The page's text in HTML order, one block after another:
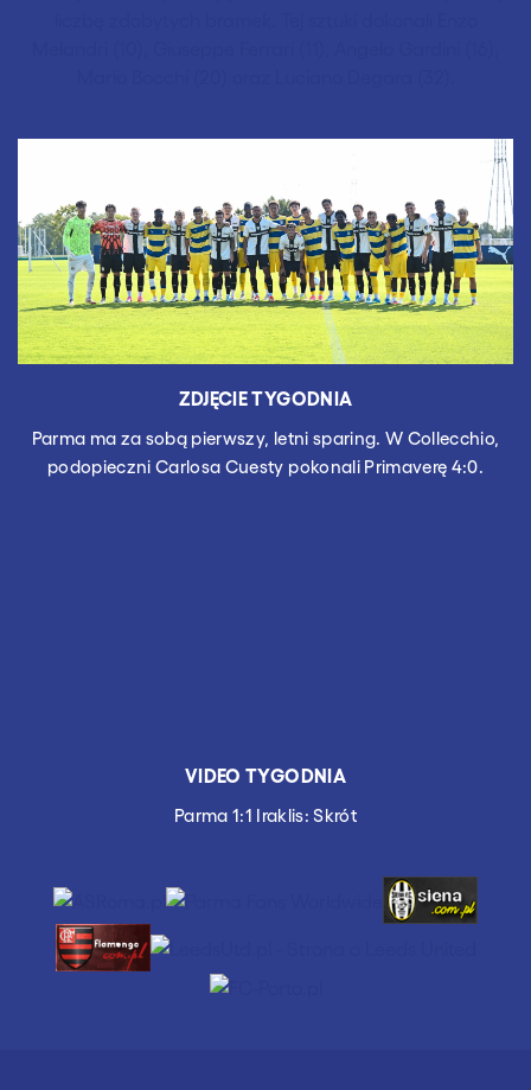
ZDJĘCIE TYGODNIA
Parma ma za sobą pierwszy, letni sparing. W Collecchio,
podopieczni Carlosa Cuesty pokonali Primaverę 4:0.
VIDEO TYGODNIA
Parma 1:1 Iraklis: Skrót